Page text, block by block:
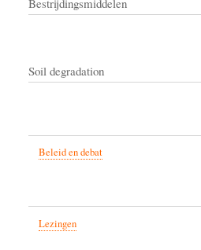
Soil degradation
Beleid en debat
Lezingen